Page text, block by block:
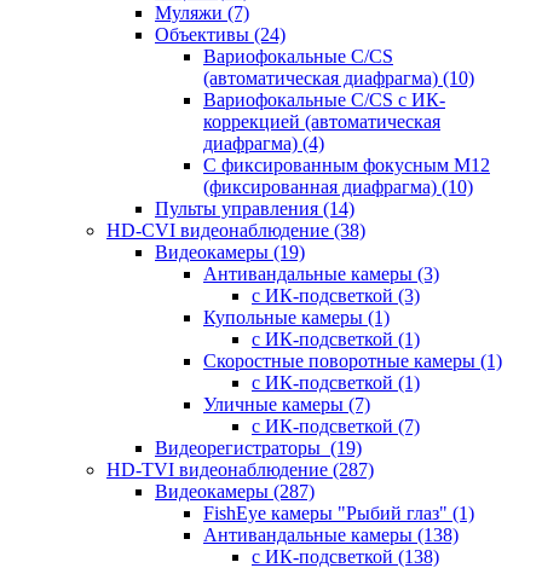
Муляжи (7)
Объективы (24)
Вариофокальные C/CS
(автоматическая диафрагма) (10)
Вариофокальные C/CS с ИК-
коррекцией (автоматическая
диафрагма) (4)
С фиксированным фокусным М12
(фиксированная диафрагма) (10)
Пульты управления (14)
HD-CVI видеонаблюдение (38)
Видеокамеры (19)
Антивандальные камеры (3)
с ИК-подсветкой (3)
Купольные камеры (1)
с ИК-подсветкой (1)
Скоростные поворотные камеры (1)
с ИК-подсветкой (1)
Уличные камеры (7)
с ИК-подсветкой (7)
Видеорегистраторы (19)
HD-TVI видеонаблюдение (287)
Видеокамеры (287)
FishEye камеры "Рыбий глаз" (1)
Антивандальные камеры (138)
с ИК-подсветкой (138)